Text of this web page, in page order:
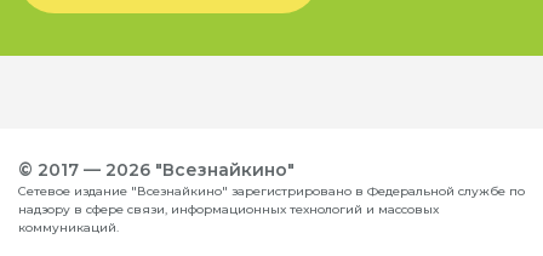
© 2017 — 2026 "Всезнайкино"
Сетевое издание "Всезнайкино" зарегистрировано в Федеральной службе по
надзору в сфере связи, информационных технологий и массовых
коммуникаций.